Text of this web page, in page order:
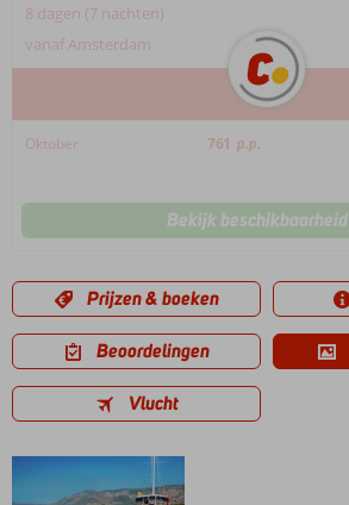
8 dagen (7 nachten)
vanaf Amsterdam
Oktober 761 p.p.
Bekijk beschikbaarheid
Prijzen & boeken
Beoordelingen
Vlucht